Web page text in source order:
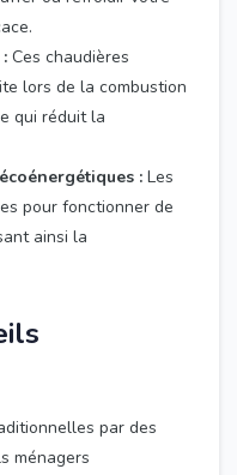
Ces chaudières
lors de la combustion
qui réduit la
: Les
pour fonctionner de
ainsi la
par des
ménagers